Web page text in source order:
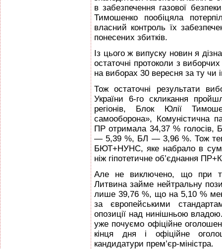
в забезпечення газової
Тимошенко пообіцяла
власний контроль їх
понесених збитків.
Із цього ж випуску новин я
остаточні протоколи з виборчих
на виборах 30 вересня за ту чи
Тож остаточні результати
України 6-го скликання
регіонів, Блок Юлії
самооборона», Комуністична
ПР отримала 34,37 %
— 5,39 %, БЛ — 3,96 %. Тож
БЮТ+НУНС, яке набрало в
ніж гіпотетичне об’єднання
Але не виключено, що при
Литвина займе нейтральну
лише 39,76 %, що на 5,10 %
за європейськими
опозиції над нинішньою
уже почуємо офіційне
кінця дня і офіційне
кандидатури прем’єр-міністра.